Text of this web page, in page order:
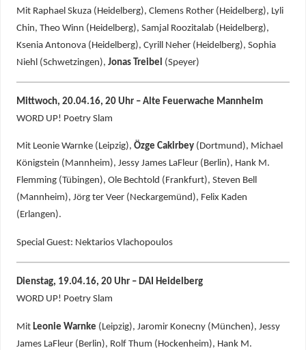
Mit Raphael Skuza (Heidelberg), Clemens Rother (Heidelberg), Lyli
Chin, Theo Winn (Heidelberg), Samjal Roozitalab (Heidelberg),
Ksenia Antonova (Heidelberg), Cyrill Neher (Heidelberg), Sophia
Niehl (Schwetzingen), Jonas Treibel (Speyer)
Mittwoch, 20.04.16, 20 Uhr – Alte Feuerwache Mannheim
WORD UP! Poetry Slam
Mit Leonie Warnke (Leipzig), Özge Cakirbey(Dortmund), Michael
Königstein (Mannheim), Jessy James LaFleur (Berlin), Hank M.
Flemming (Tübingen), Ole Bechtold (Frankfurt), Steven Bell
(Mannheim), Jörg ter Veer (Neckargemünd), Felix Kaden
(Erlangen).
Special Guest: Nektarios Vlachopoulos
Dienstag, 19.04.16, 20 Uhr – DAI Heidelberg
WORD UP! Poetry Slam
Mit Leonie Warnke (Leipzig), Jaromir Konecny (München), Jessy
James LaFleur (Berlin), Rolf Thum (Hockenheim), Hank M.